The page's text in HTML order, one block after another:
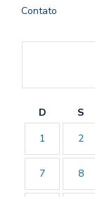
Contato
D S
1
2
7 8